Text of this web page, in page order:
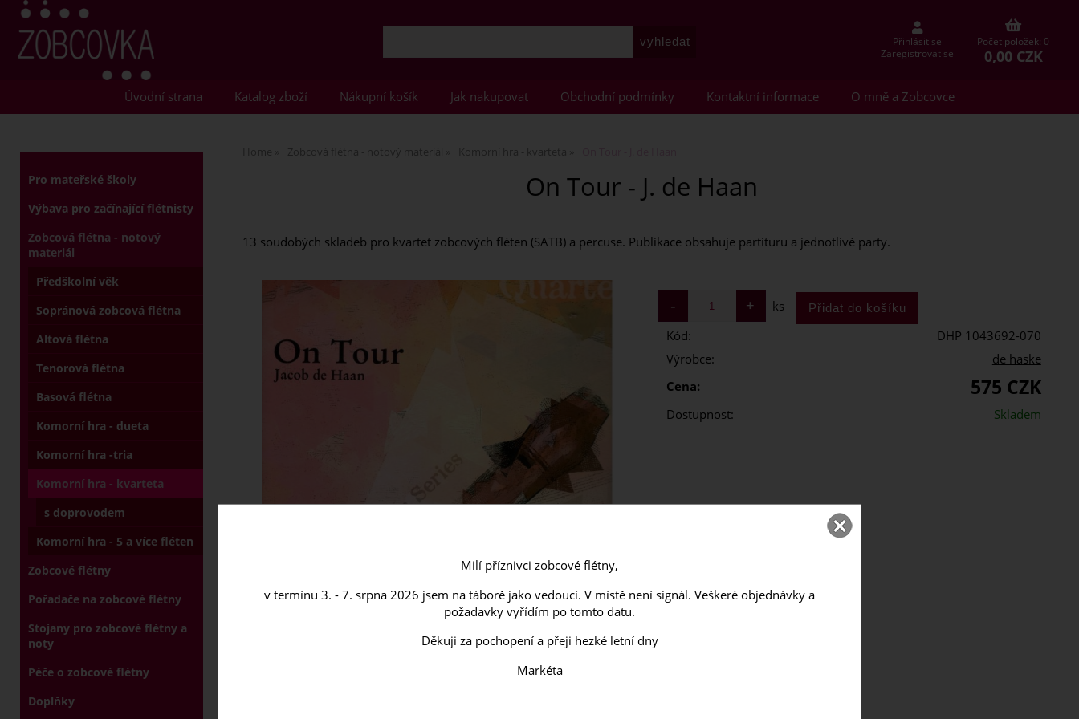
Přihlásit se
Zaregistrovat se
Počet položek: 0
0,00 CZK
Úvodní strana Katalog zboží Nákupní košík Jak nakupovat Obchodní podmínky Kontaktní informace O mně a Zobcovce
Home Zobcová flétna - notový materiál Komorní hra - kvarteta
On Tour - J. de Haan
13 soudobých skladeb pro kvartet zobcových fléten (SATB) a percuse. Publikace obsahuje partituru a jednotlivé party.
ks
Kód:
DHP 1043692-070
Výrobce:
de haske
Cena:
575 CZK
Dostupnost: Skladem
Pro mateřské školy
Výbava pro začínající flétnisty
Zobcová flétna - notový
materiál
Předškolní věk
Sopránová zobcová flétna
Altová flétna
Tenorová flétna
Basová flétna
Komorní hra - dueta
Komorní hra -tria
Komorní hra - kvarteta
s doprovodem
Komorní hra - 5 a více fléten
Zobcové flétny
Pořadače na zobcové flétny
Stojany pro zobcové flétny a
noty
Péče o zobcové flétny
Doplňky
Milí příznivci zobcové flétny,
v termínu 3. - 7. srpna 2026 jsem na táborě jako vedoucí. V místě není signál. Veškeré objednávky a
požadavky vyřídím po tomto datu.
Děkuji za pochopení a přeji hezké letní dny
Markéta